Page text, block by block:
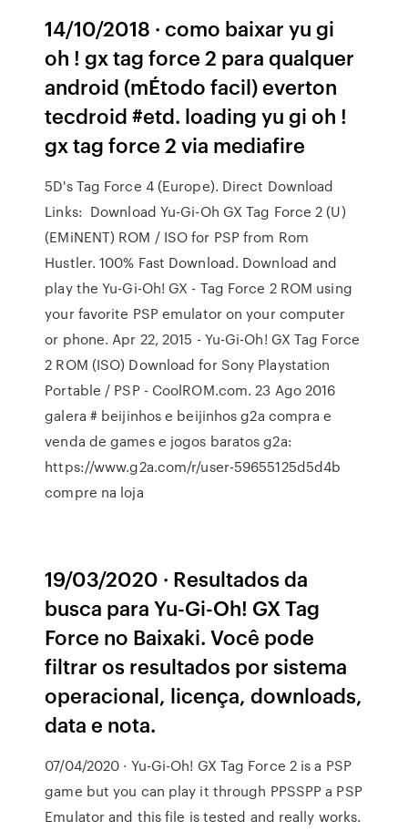
14/10/2018 · como baixar yu gi
oh ! gx tag force 2 para qualquer
android (mÉtodo facil) everton
tecdroid #etd. loading yu gi oh !
gx tag force 2 via mediafire
5D's Tag Force 4 (Europe). Direct Download
Links: Download Yu-Gi-Oh GX Tag Force 2 (U)
(EMiNENT) ROM / ISO for PSP from Rom
Hustler. 100% Fast Download. Download and
play the Yu-Gi-Oh! GX - Tag Force 2 ROM using
your favorite PSP emulator on your computer
or phone. Apr 22, 2015 - Yu-Gi-Oh! GX Tag Force
2 ROM (ISO) Download for Sony Playstation
Portable / PSP - CoolROM.com. 23 Ago 2016
galera # beijinhos e beijinhos g2a compra e
venda de games e jogos baratos g2a:
https://www.g2a.com/r/user-59655125d5d4b
compre na loja
19/03/2020 · Resultados da
busca para Yu-Gi-Oh! GX Tag
Force no Baixaki. Você pode
filtrar os resultados por sistema
operacional, licença, downloads,
data e nota.
07/04/2020 · Yu-Gi-Oh! GX Tag Force 2 is a PSP
game but you can play it through PPSSPP a PSP
Emulator and this file is tested and really works.